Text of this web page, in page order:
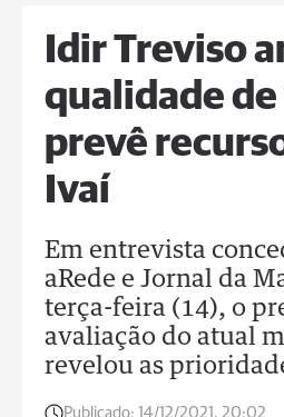
Idir Treviso
qualidade de
prevê
Ivaí
Em entrevista
aRede e Jornal da
terça-feira (14), o
avaliação do atual
revelou as
Publicado: 14/12/2021, 20:02